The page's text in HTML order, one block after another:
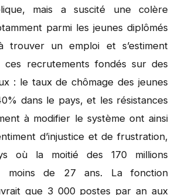
mais a suscité une colère
parmi les jeunes diplômés
trouver un emploi et s’estiment
ces recrutements fondés sur des
: le taux de chômage des jeunes
dans le pays, et les résistances
à modifier le système ont ainsi
d’injustice et de frustration,
où la moitié des 170 millions
moins de 27 ans. La fonction
que 3 000 postes par an aux